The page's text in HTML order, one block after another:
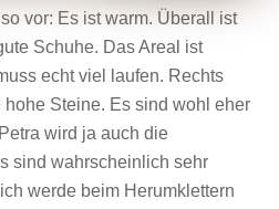
vor: Es ist warm. Überall ist
Schuhe. Das Areal ist
echt viel laufen. Rechts
Steine. Es sind wohl eher
wird ja auch die
sind wahrscheinlich sehr
werde beim Herumklettern